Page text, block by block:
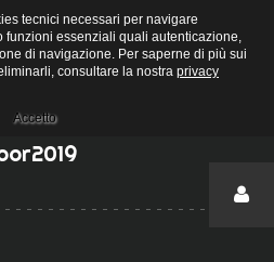
|
tecnici necessari per navigare
funzioni essenziali quali autenticazione,
di navigazione. Per saperne di più sui
consultare la nostra privacy
Accetto
Arcieri Stigliano - Galleria - Category: GaraSocialeOutdoor2019